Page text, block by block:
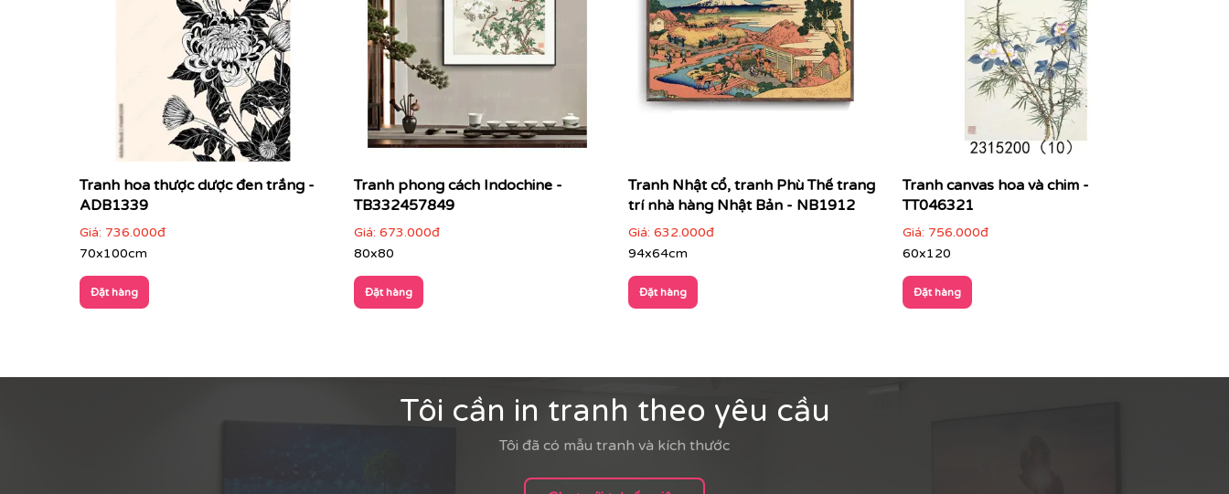
: Be, nâu, vàng nghệ, xám khói… tạo cảm giác ấm cúng, dễ chịu.
: hoa văn sen, rồng phượng, cảnh làng quê, cây cối thanh nhã, mang đậm văn hóa Á Đông.
Tranh hoa thược dược đen trắng -
ADB1339
Giá: 736.000đ
70x100cm
Đặt hàng
Tranh phong cách Indochine -
TB332457849
Giá: 673.000đ
80x80
Đặt hàng
Tranh Nhật cổ, tranh Phù Thế trang
trí nhà hàng Nhật Bản - NB1912
Giá: 632.000đ
94x64cm
Đặt hàng
Tranh canvas hoa và chim -
TT046321
Giá: 756.000đ
60x120
Đặt hàng
Tôi cần in tranh theo yêu cầu
Tôi đã có mẫu tranh và kích thước